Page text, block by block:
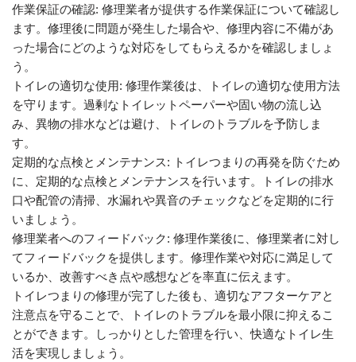
作業保証の確認: 修理業者が提供する作業保証について確認し
ます。修理後に問題が発生した場合や、修理内容に不備があ
った場合にどのような対応をしてもらえるかを確認しましょ
う。
トイレの適切な使用: 修理作業後は、トイレの適切な使用方法
を守ります。過剰なトイレットペーパーや固い物の流し込
み、異物の排水などは避け、トイレのトラブルを予防しま
す。
定期的な点検とメンテナンス: トイレつまりの再発を防ぐため
に、定期的な点検とメンテナンスを行います。トイレの排水
口や配管の清掃、水漏れや異音のチェックなどを定期的に行
いましょう。
修理業者へのフィードバック: 修理作業後に、修理業者に対し
てフィードバックを提供します。修理作業や対応に満足して
いるか、改善すべき点や感想などを率直に伝えます。
トイレつまりの修理が完了した後も、適切なアフターケアと
注意点を守ることで、トイレのトラブルを最小限に抑えるこ
とができます。しっかりとした管理を行い、快適なトイレ生
活を実現しましょう。